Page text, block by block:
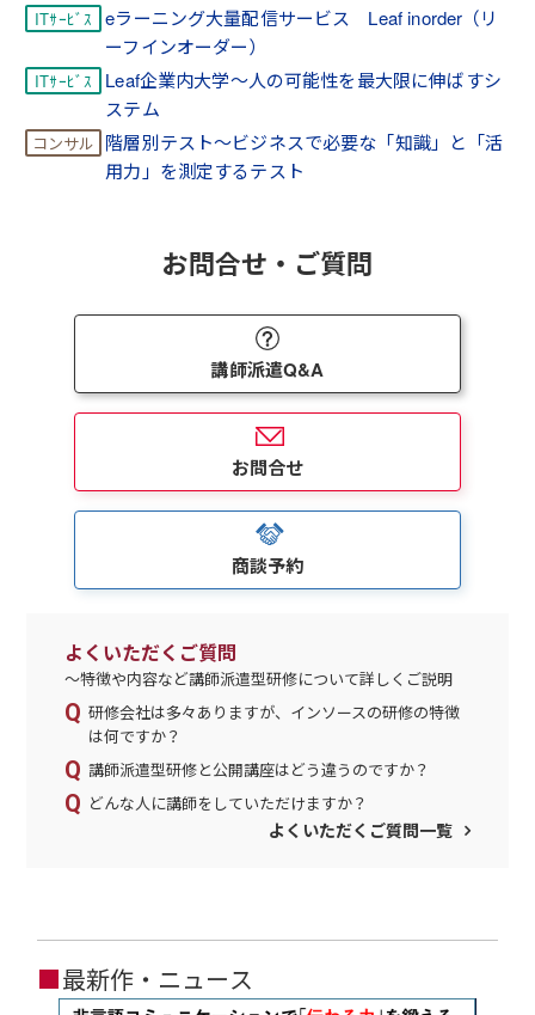
eラーニング大量配信サービス Leaf inorder（リ
ーフインオーダー）
Leaf企業内大学～人の可能性を最大限に伸ばすシ
ステム
階層別テスト～ビジネスで必要な「知識」と「活
用力」を測定するテスト
お問合せ・ご質問
講師派遣Q&A
お問合せ
商談予約
よくいただくご質問
～特徴や内容など講師派遣型研修について詳しくご説明
研修会社は多々ありますが、インソースの研修の特徴
は何ですか？
講師派遣型研修と公開講座はどう違うのですか？
どんな人に講師をしていただけますか？
よくいただくご質問一覧
■最新作・ニュース